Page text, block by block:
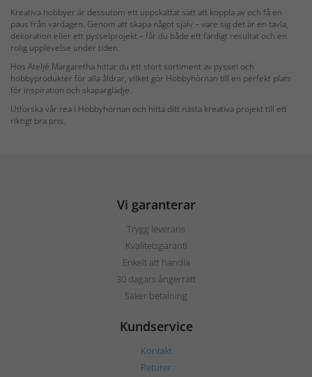
Kreativa hobbyer är dessutom ett uppskattat sätt att koppla av och få en
paus från vardagen. Genom att skapa något själv – vare sig det är en tavla,
dekoration eller ett pysselprojekt – får du både ett färdigt resultat och en
rolig upplevelse under tiden.
Hos Ateljé Margaretha hittar du ett stort sortiment av pyssel och
hobbyprodukter för alla åldrar, vilket gör Hobbyhörnan till en perfekt plats
för inspiration och skaparglädje.
Utforska vår rea i Hobbyhörnan och hitta ditt nästa kreativa projekt till ett
riktigt bra pris.
Vi garanterar
Trygg leverans
Kvalitetsgaranti
Enkelt att handla
30 dagars ångerrätt
Säker betalning
Kundservice
Kontakt
Returer